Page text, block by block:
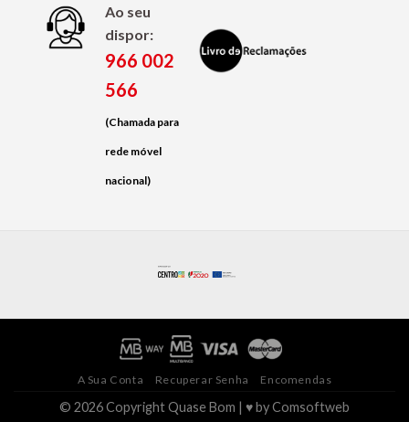
Ao seu
dispor:
966 002
566
(Chamada para
rede móvel
nacional)
A Sua Conta Recuperar Senha Encomendas
© 2026 Copyright Quase Bom | ♥ byComsoftweb